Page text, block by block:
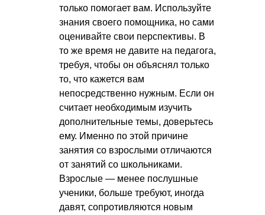
только помогает вам. Используйте
знания своего помощника, но сами
оценивайте свои перспективы. В
то же время не давите на педагога,
требуя, чтобы он объяснял только
то, что кажется вам
непосредственно нужным. Если он
считает необходимым изучить
дополнительные темы, доверьтесь
ему. Именно по этой причине
занятия со взрослыми отличаются
от занятий со школьниками.
Взрослые — менее послушные
ученики, больше требуют, иногда
давят, сопротивляются новым